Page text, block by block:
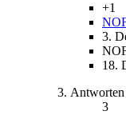
+1
3.
18.
Antworten
3